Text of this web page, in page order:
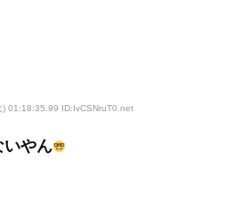
01:18:35.99 ID:IvCSNruT0 .net
いやん